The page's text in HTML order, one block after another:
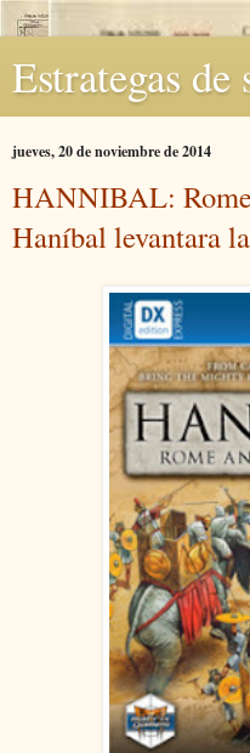
Estrategas
jueves, 20 de noviembre de 2014
HANNIBAL:
Haníbal levantara